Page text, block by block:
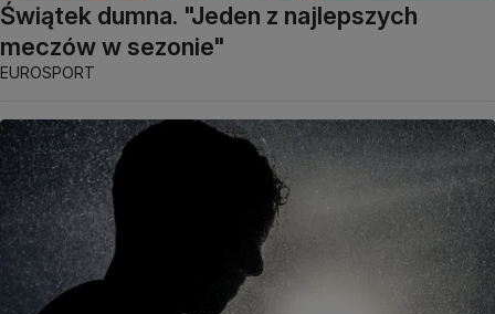
Świątek dumna. "Jeden z najlepszych
meczów w sezonie"
EUROSPORT